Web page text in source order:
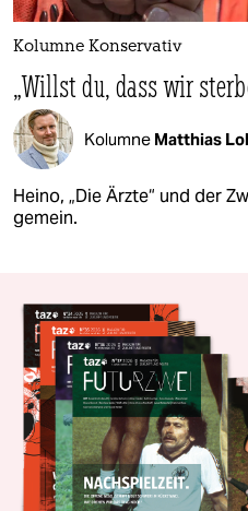
Kolumne Konservativ
„Willst du, dass wir
Kolumne Matthias
Heino, „Die Ärzte“ und der
gemein.